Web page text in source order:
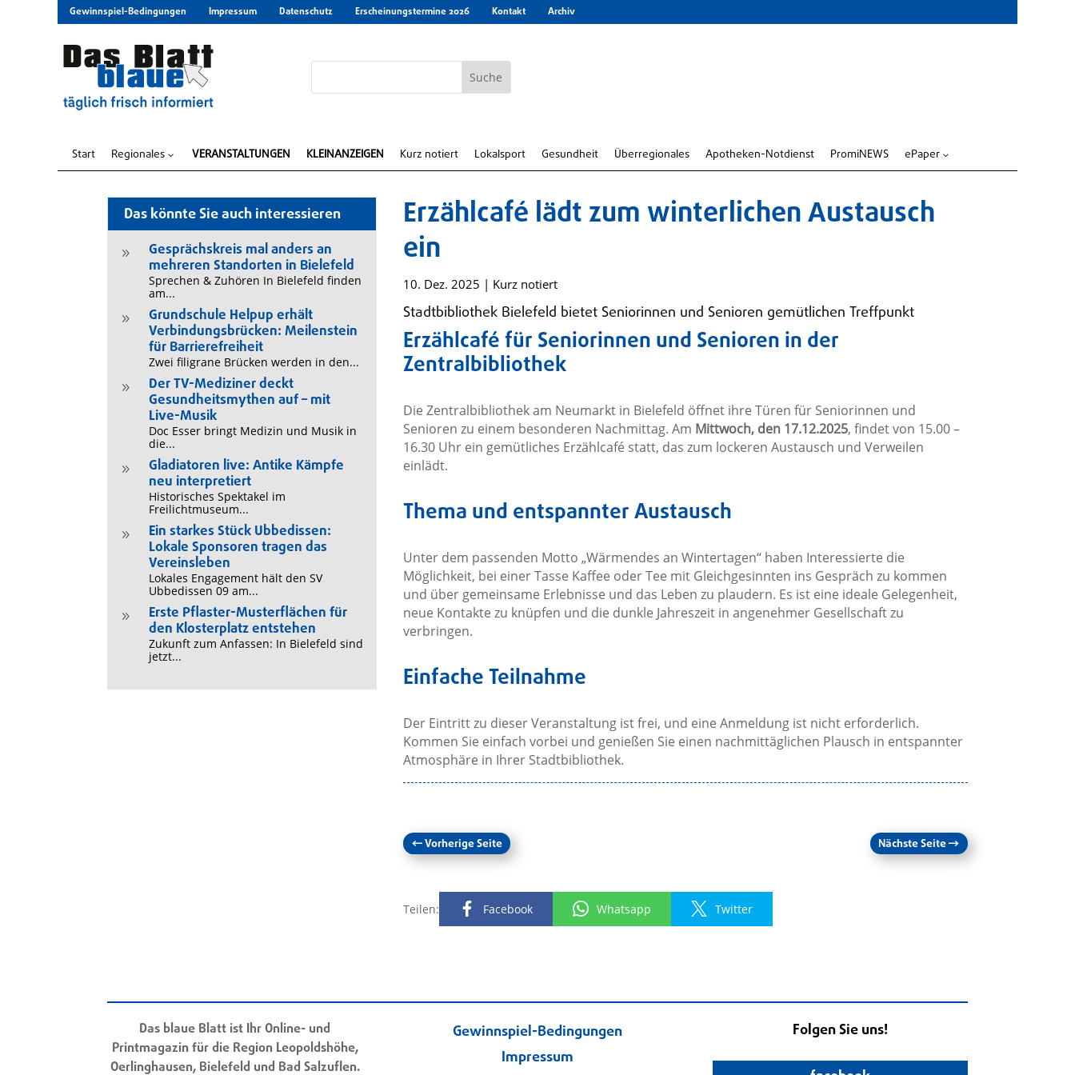
Gewinnspiel-Bedingungen Impressum Datenschutz Erscheinungstermine 2026 Kontakt Archiv
Start Regionales 3 VERANSTALTUNGEN KLEINANZEIGEN Kurz notiert Lokalsport Gesundheit Überregionales Apotheken-Notdienst PromiNEWS ePaper 3
Das könnte Sie auch interessieren
9
Gesprächskreis mal anders an
mehreren Standorten in Bielefeld
Sprechen & Zuhören In Bielefeld finden
am...
9
Grundschule Helpup erhält
Verbindungsbrücken: Meilenstein
für Barrierefreiheit
Zwei filigrane Brücken werden in den...
9
Der TV-Mediziner deckt
Gesundheitsmythen auf – mit
Live-Musik
Doc Esser bringt Medizin und Musik in
die...
9
Gladiatoren live: Antike Kämpfe
neu interpretiert
Historisches Spektakel im
Freilichtmuseum...
9
Ein starkes Stück Ubbedissen:
Lokale Sponsoren tragen das
Vereinsleben
Lokales Engagement hält den SV
Ubbedissen 09 am...
9
Erste Pflaster-Musterflächen für
den Klosterplatz entstehen
Zukunft zum Anfassen: In Bielefeld sind
jetzt...
Erzählcafé lädt zum winterlichen Austausch
ein
10. Dez. 2025 | Kurz notiert
Stadtbibliothek Bielefeld bietet Seniorinnen und Senioren gemütlichen Treffpunkt
Erzählcafé für Seniorinnen und Senioren in der
Zentralbibliothek
Die Zentralbibliothek am Neumarkt in Bielefeld öffnet ihre Türen für Seniorinnen und
Senioren zu einem besonderen Nachmittag. Am Mittwoch, den 17.12.2025, findet von 15.00 –
16.30 Uhr ein gemütliches Erzählcafé statt, das zum lockeren Austausch und Verweilen
einlädt.
Thema und entspannter Austausch
Unter dem passenden Motto „Wärmendes an Wintertagen“ haben Interessierte die
Möglichkeit, bei einer Tasse Kaffee oder Tee mit Gleichgesinnten ins Gespräch zu kommen
und über gemeinsame Erlebnisse und das Leben zu plaudern. Es ist eine ideale Gelegenheit,
neue Kontakte zu knüpfen und die dunkle Jahreszeit in angenehmer Gesellschaft zu
verbringen.
Einfache Teilnahme
Der Eintritt zu dieser Veranstaltung ist frei, und eine Anmeldung ist nicht erforderlich.
Kommen Sie einfach vorbei und genießen Sie einen nachmittäglichen Plausch in entspannter
Atmosphäre in Ihrer Stadtbibliothek.
←Vorherige Seite Nächste Seite→
Teilen: Facebook Whatsapp Twitter
Das blaue Blatt ist Ihr Online- und
Printmagazin für die Region Leopoldshöhe,
Oerlinghausen, Bielefeld und Bad Salzuflen.
Gewinnspiel-Bedingungen
Impressum
Folgen Sie uns!